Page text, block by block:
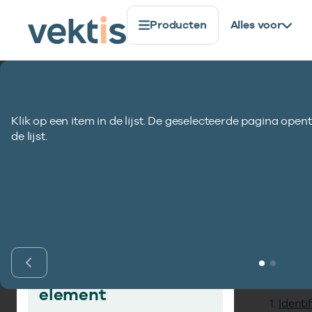
Producten Alles voor
Retourcode (01)
Vind gegevens­
element
Klik op een item in de lijst. De geselecteerde pagina
de lijst.